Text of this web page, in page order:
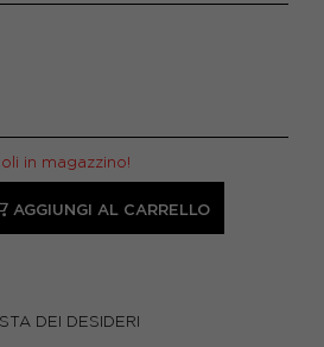
in magazzino!
AGGIUNGI AL CARRELLO
DEI DESIDERI